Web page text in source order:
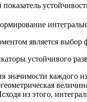
является выбор
устойчивого
значимости каждого
из этого,